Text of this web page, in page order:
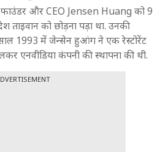
और CEO Jensen Huang को 9
ताइवान को छोड़ना पड़ा था. उनकी
1993 में जेन्सेन हुआंग ने एक रेस्टोरेंट
एनवीडिया कंपनी की स्थापना की थी.